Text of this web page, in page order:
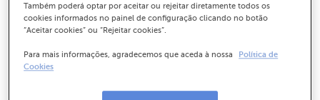
associadas facultativas (***) (TAEG 5,5%( * *)).
Também poderá optar por aceitar ou rejeitar diretamente todos os
cookies informados no painel de configuração clicando no botão
“Aceitar cookies” ou “Rejeitar cookies”.
Para mais informações, agradecemos que aceda à nossa
Política de
Cookies